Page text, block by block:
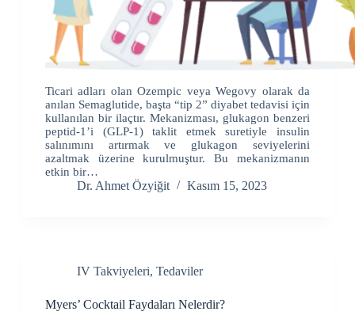
Ticari adları olan Ozempic veya Wegovy olarak da
anılan Semaglutide, başta “tip 2” diyabet tedavisi için
kullanılan bir ilaçtır. Mekanizması, glukagon benzeri
peptid-1’i (GLP-1) taklit etmek suretiyle insulin
salınımını artırmak ve glukagon seviyelerini
azaltmak üzerine kurulmuştur. Bu mekanizmanın
etkin bir…
Dr. Ahmet Özyiğit Kasım 15, 2023
IV Takviyeleri, Tedaviler
Myers’ Cocktail Faydaları Nelerdir?